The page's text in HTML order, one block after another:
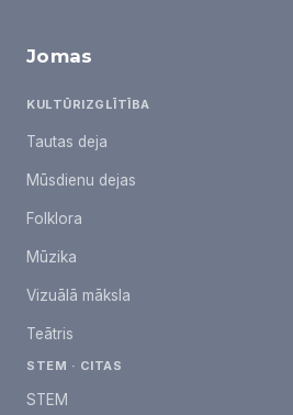
Jomas
KULTŪRIZGLĪTĪBA
Tautas deja
Mūsdienu dejas
Folklora
Mūzika
Vizuālā māksla
Teātris
STEM · CITAS
STEM